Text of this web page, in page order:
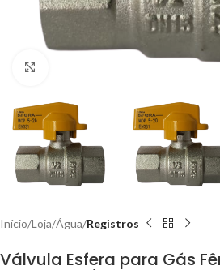
Início Loja Água Registros
Válvula Esfera para Gás